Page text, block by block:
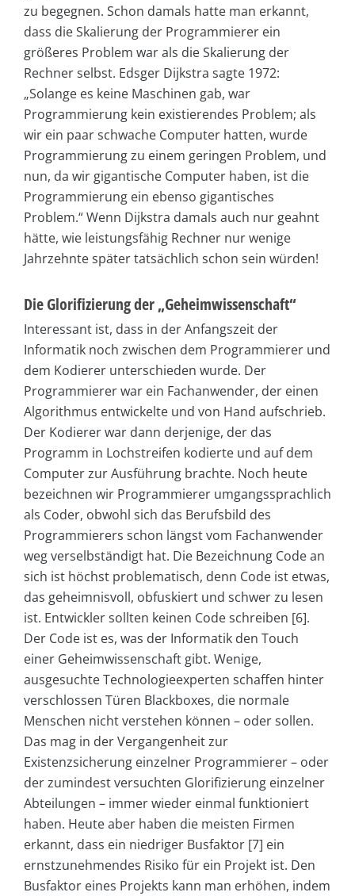
zu begegnen. Schon damals hatte man erkannt,
dass die Skalierung der Programmierer ein
größeres Problem war als die Skalierung der
Rechner selbst. Edsger Dijkstra sagte 1972:
„Solange es keine Maschinen gab, war
Programmierung kein existierendes Problem; als
wir ein paar schwache Computer hatten, wurde
Programmierung zu einem geringen Problem, und
nun, da wir gigantische Computer haben, ist die
Programmierung ein ebenso gigantisches
Problem.“ Wenn Dijkstra damals auch nur geahnt
hätte, wie leistungsfähig Rechner nur wenige
Jahrzehnte später tatsächlich schon sein würden!
Die Glorifizierung der „Geheimwissenschaft“
Interessant ist, dass in der Anfangszeit der
Informatik noch zwischen dem Programmierer und
dem Kodierer unterschieden wurde. Der
Programmierer war ein Fachanwender, der einen
Algorithmus entwickelte und von Hand aufschrieb.
Der Kodierer war dann derjenige, der das
Programm in Lochstreifen kodierte und auf dem
Computer zur Ausführung brachte. Noch heute
bezeichnen wir Programmierer umgangssprachlich
als Coder, obwohl sich das Berufsbild des
Programmierers schon längst vom Fachanwender
weg verselbständigt hat. Die Bezeichnung Code an
sich ist höchst problematisch, denn Code ist etwas,
das geheimnisvoll, obfuskiert und schwer zu lesen
ist. Entwickler sollten keinen Code schreiben [6].
Der Code ist es, was der Informatik den Touch
einer Geheimwissenschaft gibt. Wenige,
ausgesuchte Technologieexperten schaffen hinter
verschlossen Türen Blackboxes, die normale
Menschen nicht verstehen können – oder sollen.
Das mag in der Vergangenheit zur
Existenzsicherung einzelner Programmierer – oder
der zumindest versuchten Glorifizierung einzelner
Abteilungen – immer wieder einmal funktioniert
haben. Heute aber haben die meisten Firmen
erkannt, dass ein niedriger Busfaktor [7] ein
ernstzunehmendes Risiko für ein Projekt ist. Den
Busfaktor eines Projekts kann man erhöhen, indem